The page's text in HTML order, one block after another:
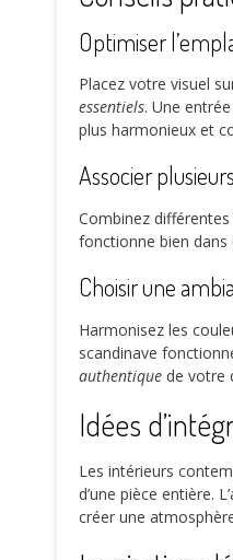
Optimiser
Placez votre visuel
essentiels. Une
plus harmonieux et
Associer
Combinez
fonctionne bien dans
Choisir une
Harmonisez les
scandinave
authentique de votre
Idées
Les intérieurs
d’une pièce entière.
créer une